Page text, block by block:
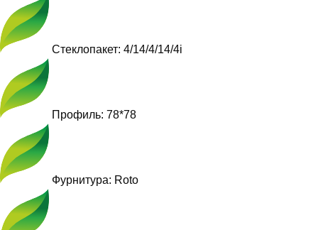
Стеклопакет: 4/14/4/14/4i
Профиль: 78*78
Фурнитура: Roto